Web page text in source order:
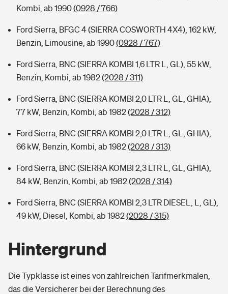
Kombi, ab 1990(0928 / 766)
Ford Sierra, BFGC 4 (SIERRA COSWORTH 4X4), 162 kW,
Benzin, Limousine, ab 1990(0928 / 767)
Ford Sierra, BNC (SIERRA KOMBI 1,6 LTR L, GL), 55 kW,
Benzin, Kombi, ab 1982(2028 / 311)
Ford Sierra, BNC (SIERRA KOMBI 2,0 LTR L, GL, GHIA),
77 kW, Benzin, Kombi, ab 1982(2028 / 312)
Ford Sierra, BNC (SIERRA KOMBI 2,0 LTR L, GL, GHIA),
66 kW, Benzin, Kombi, ab 1982(2028 / 313)
Ford Sierra, BNC (SIERRA KOMBI 2,3 LTR L, GL, GHIA),
84 kW, Benzin, Kombi, ab 1982(2028 / 314)
Ford Sierra, BNC (SIERRA KOMBI 2,3 LTR DIESEL, L, GL),
49 kW, Diesel, Kombi, ab 1982(2028 / 315)
Hintergrund
Die Typklasse ist eines von zahlreichen Tarifmerkmalen,
das die Versicherer bei der Berechnung des